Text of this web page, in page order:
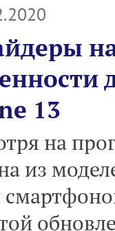
13
на
из